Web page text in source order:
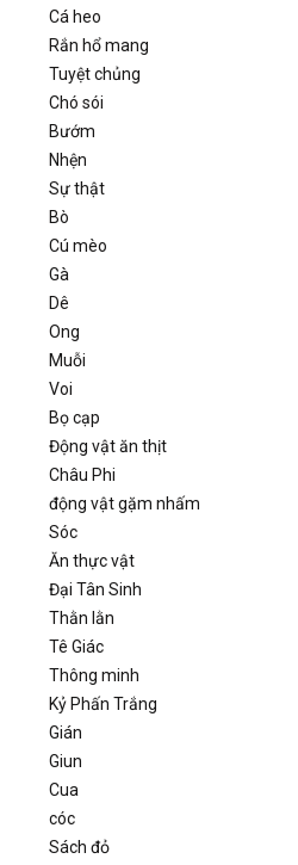
Cá heo
Rắn hổ mang
Tuyệt chủng
Chó sói
Bướm
Nhện
Sự thật
Bò
Cú mèo
Gà
Dê
Ong
Muỗi
Voi
Bọ cạp
Động vật ăn thịt
Châu Phi
động vật gặm nhấm
Sóc
Ăn thực vật
Đại Tân Sinh
Thằn lằn
Tê Giác
Thông minh
Kỷ Phấn Trắng
Gián
Giun
Cua
cóc
Sách đỏ